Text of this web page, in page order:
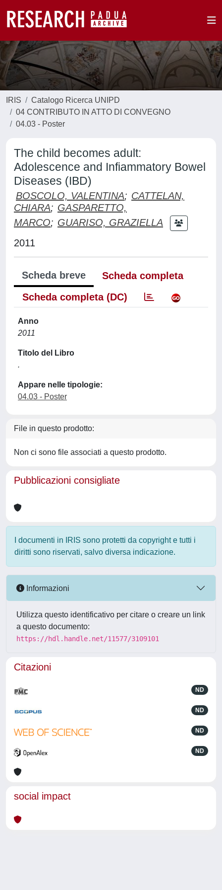
IRIS
Catalogo Ricerca UNIPD
04 CONTRIBUTO IN ATTO DI CONVEGNO
04.03 - Poster
The child becomes adult:
Adolescence and Infiammatory Bowel
Diseases (IBD)
BOSCOLO, VALENTINA; CATTELAN,
CHIARA; GASPARETTO,
MARCO; GUARISO, GRAZIELLA
2011
Scheda breve
Scheda completa
Scheda completa (DC)
Anno
2011
Titolo del Libro
.
Appare nelle tipologie:
04.03 - Poster
File in questo prodotto:
Non ci sono file associati a questo prodotto.
Pubblicazioni consigliate
I documenti in IRIS sono protetti da copyright e tutti i
diritti sono riservati, salvo diversa indicazione.
Informazioni
Utilizza questo identificativo per citare o creare un link
a questo documento:
https://hdl.handle.net/11577/3109101
Citazioni
ND
ND
ND
ND
social impact